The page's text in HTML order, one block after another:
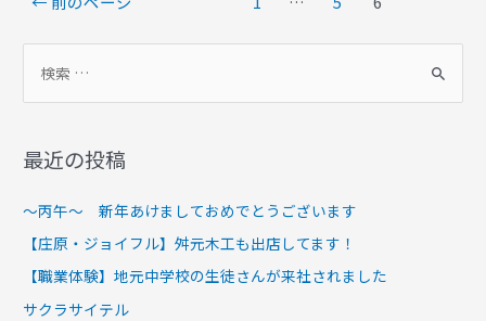
最近の投稿
～丙午～ 新年あけましておめでとうございます
【庄原・ジョイフル】舛元木工も出店してます！
【職業体験】地元中学校の生徒さんが来社されました
サクラサイテル